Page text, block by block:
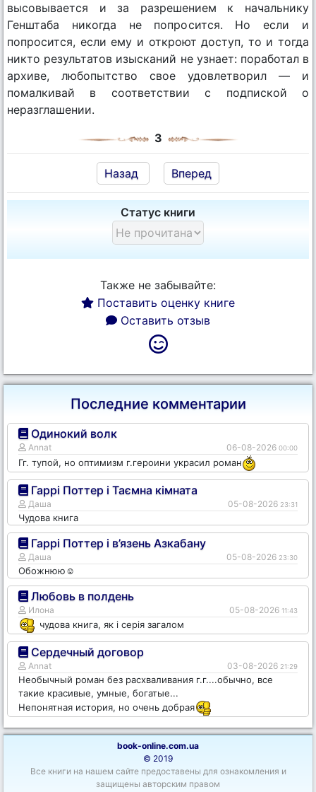
высовывается и за разрешением к начальнику
Генштаба никогда не попросится. Но если и
попросится, если ему и откроют доступ, то и тогда
никто результатов изысканий не узнает: поработал в
архиве, любопытство свое удовлетворил — и
помалкивай в соответствии с подпиской о
неразглашении.
3
Назад Вперед
Статус книги
Также не забывайте:
Поставить оценку книге
Оставить отзыв
Последние комментарии
Одинокий волк
Annat 06-08-2026 00:00
Гг. тупой, но оптимизм г.героини украсил роман
Гаррі Поттер і Таємна кімната
Даша 05-08-2026 23:31
Чудова книга
Гаррі Поттер і в’язень Азкабану
Даша 05-08-2026 23:30
Обожнюю☺️
Любовь в полдень
Илона 05-08-2026 11:43
чудова книга, як і серія загалом
Сердечный договор
Annat 03-08-2026 21:29
Необычный роман без расхваливания г.г....обычно, все
такие красивые, умные, богатые...
Непонятная история, но очень добрая
book-online.com.ua
© 2019
Все книги на нашем сайте предоставены для ознакомления и
защищены авторским правом